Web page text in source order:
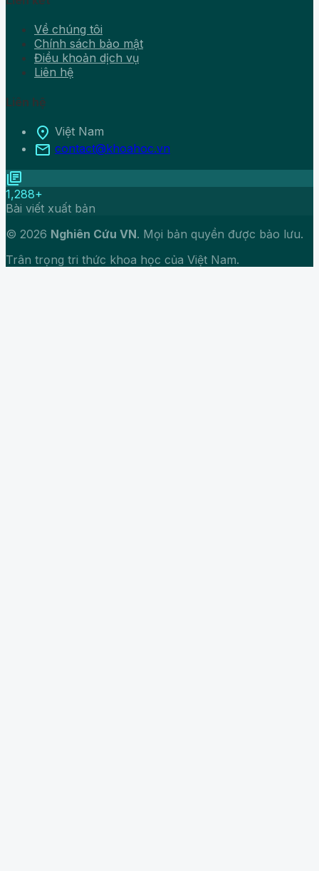
Về chúng tôi
Chính sách bảo mật
Điều khoản dịch vụ
Liên hệ
Liên hệ
location_on Việt Nam
mail contact@khoahoc.vn
library_books
1,288+
Bài viết xuất bản
© 2026 Nghiên Cứu VN. Mọi bản quyền được bảo lưu.
Trân trọng tri thức khoa học của Việt Nam.